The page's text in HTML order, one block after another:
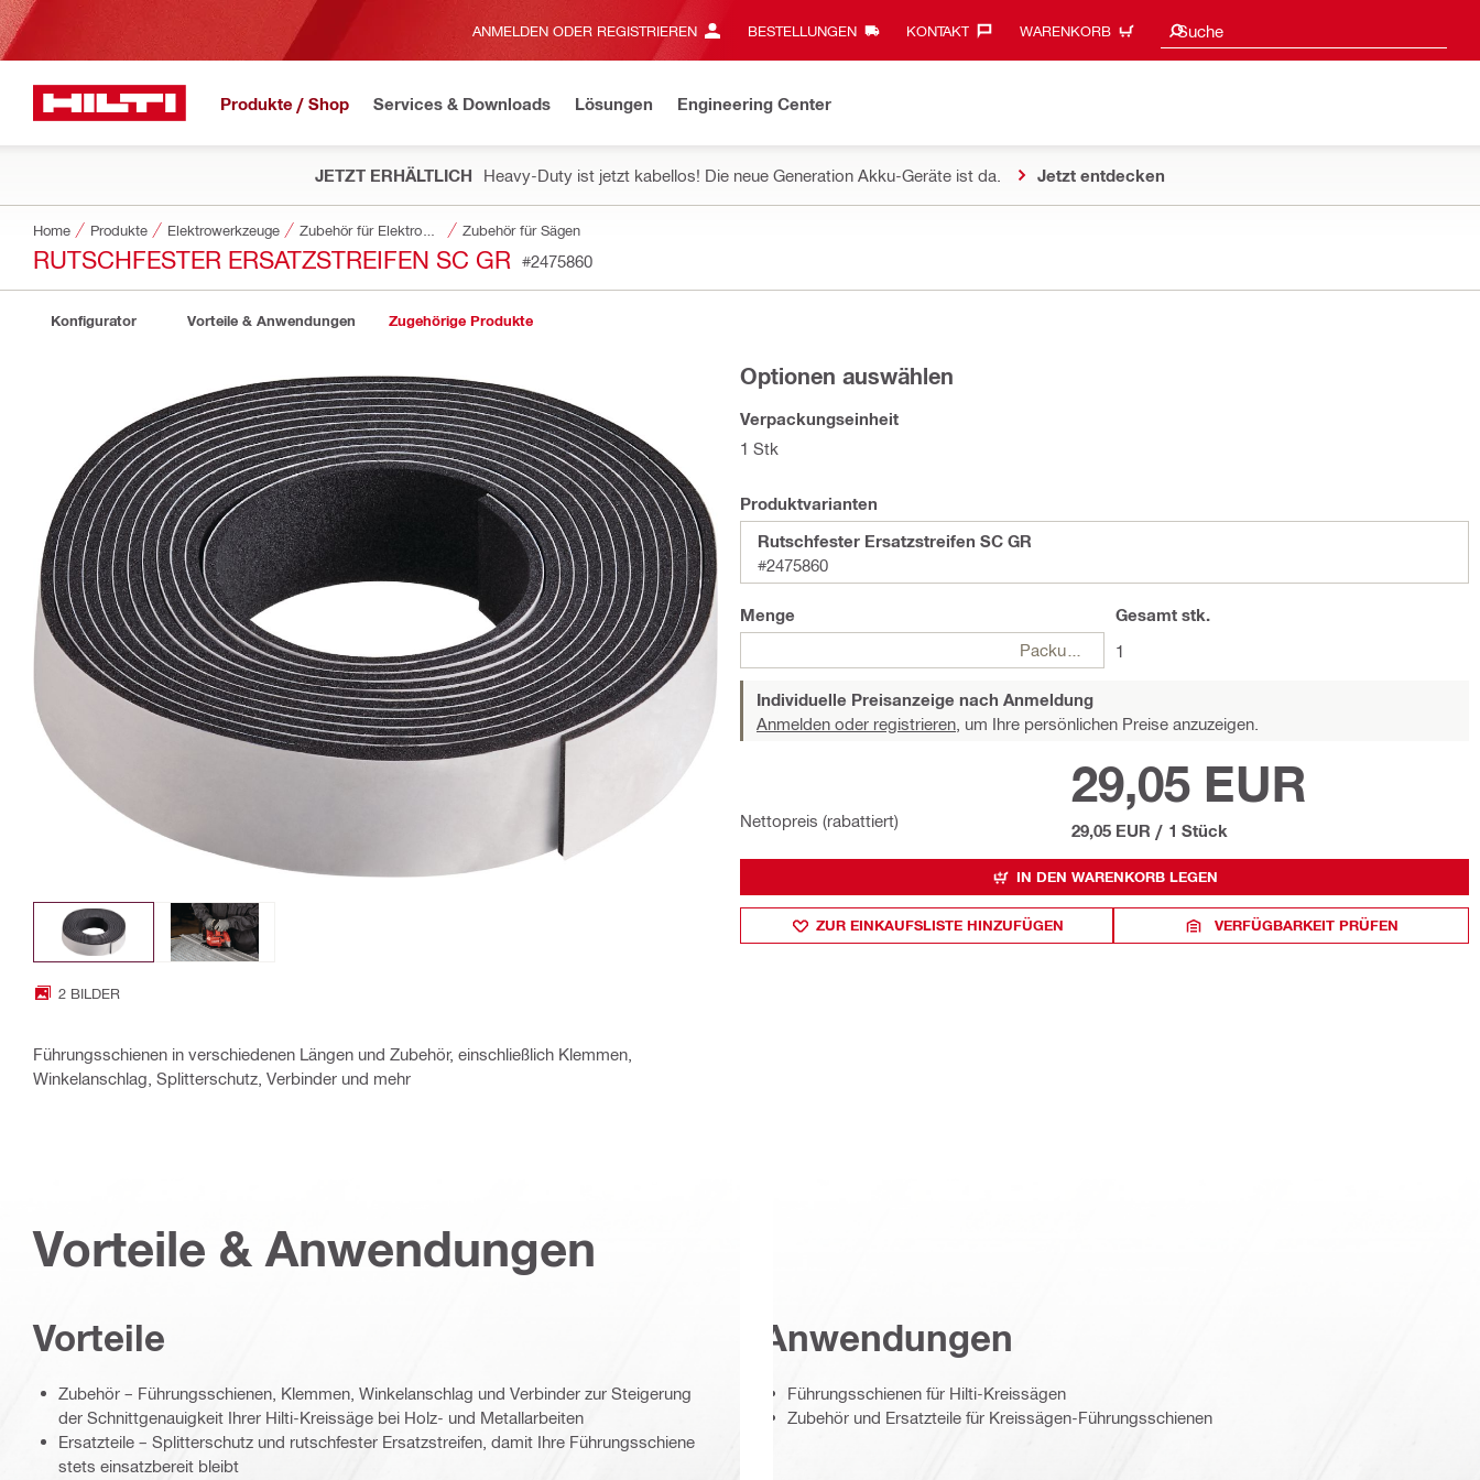
ANMELDEN ODER REGISTRIEREN BESTELLUNGEN KONTAKT‎ WARENKORB Suche
Suchvorschläge
Produkte / Shop Services & Downloads Lösungen Engineering Center
JETZT ERHÄLTLICH Heavy-Duty ist jetzt kabellos! Die neue Generation Akku-Geräte ist da. Jetzt entdecken
Home Produkte Elektrowerkzeuge Zubehör für Sägen
RUTSCHFESTER ERSATZSTREIFEN SC GR #2475860
Konfigurator Vorteile & Anwendungen Zugehörige Produkte
2 BILDER
Führungsschienen in verschiedenen Längen und Zubehör, einschließlich Klemmen,
Winkelanschlag, Splitterschutz, Verbinder und mehr
Optionen auswählen
Verpackungseinheit
1 Stk
Produktvarianten
Rutschfester Ersatzstreifen SC GR
#2475860
Menge
Gesamt stk.
1
Individuelle Preisanzeige nach Anmeldung
Anmelden oder registrieren, um Ihre persönlichen Preise anzuzeigen.
Nettopreis (rabattiert)
29,05 EUR
29,05 EUR / 1 Stück
IN DEN WARENKORB LEGEN
ZUR EINKAUFSLISTE HINZUFÜGEN VERFÜGBARKEIT PRÜFEN
Vorteile & Anwendungen
Vorteile
Zubehör – Führungsschienen, Klemmen, Winkelanschlag und Verbinder zur Steigerung
der Schnittgenauigkeit Ihrer Hilti-Kreissäge bei Holz- und Metallarbeiten
Ersatzteile – Splitterschutz und rutschfester Ersatzstreifen, damit Ihre Führungsschiene
stets einsatzbereit bleibt
Anwendungen
Führungsschienen für Hilti-Kreissägen
Zubehör und Ersatzteile für Kreissägen-Führungsschienen